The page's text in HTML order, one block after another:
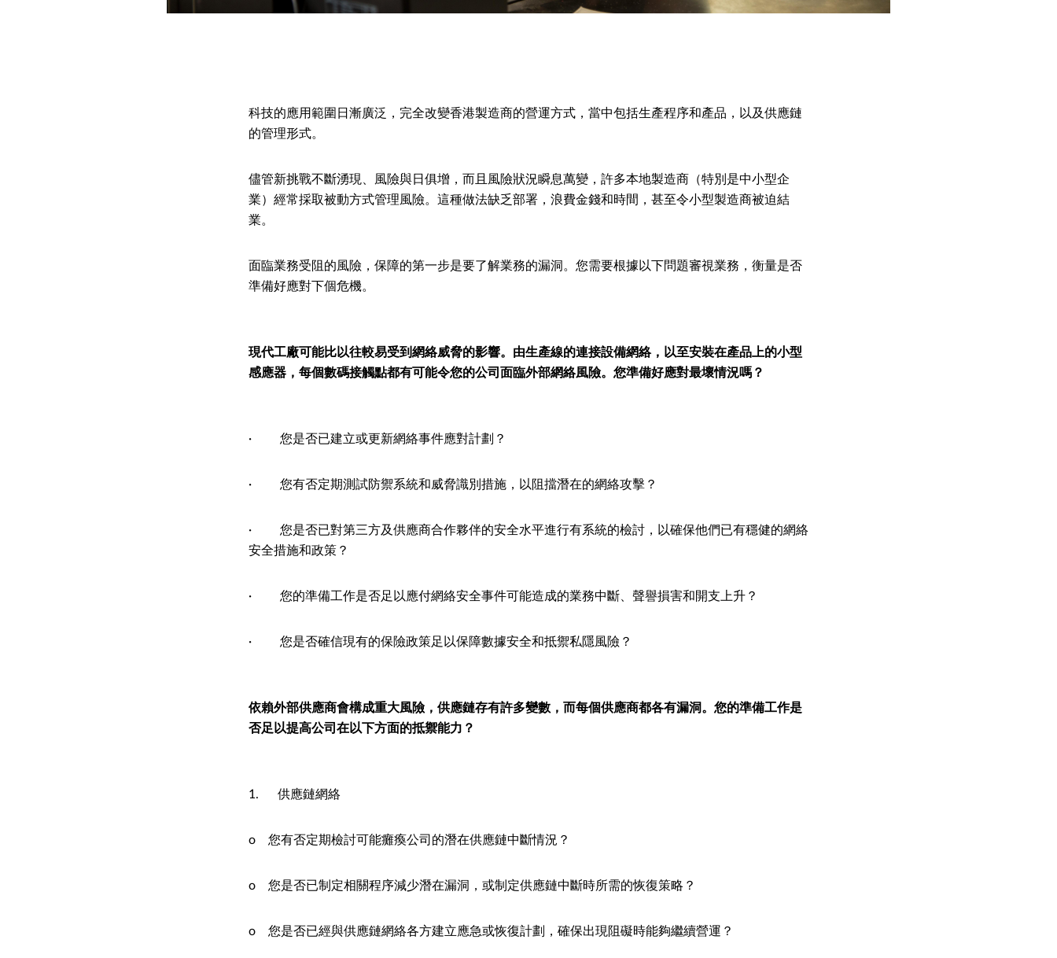
科技的應用範圍日漸廣泛，完全改變香港製造商的營運方式，當中包括生產程序和產品，以及供應鏈
的管理形式。
儘管新挑戰不斷湧現、風險與日俱增，而且風險狀況瞬息萬變，許多本地製造商（特別是中小型企
業）經常採取被動方式管理風險。這種做法缺乏部署，浪費金錢和時間，甚至令小型製造商被迫結
業。
面臨業務受阻的風險，保障的第一步是要了解業務的漏洞。您需要根據以下問題審視業務，衡量是否
準備好應對下個危機。
現代工廠可能比以往較易受到網絡威脅的影響。由生產線的連接設備網絡，以至安裝在產品上的小型
感應器，每個數碼接觸點都有可能令您的公司面臨外部網絡風險。您準備好應對最壞情況嗎？
· 您是否已建立或更新網絡事件應對計劃？
· 您有否定期測試防禦系統和威脅識別措施，以阻擋潛在的網絡攻擊？
· 您是否已對第三方及供應商合作夥伴的安全水平進行有系統的檢討，以確保他們已有穩健的網絡
安全措施和政策？
· 您的準備工作是否足以應付網絡安全事件可能造成的業務中斷、聲譽損害和開支上升？
· 您是否確信現有的保險政策足以保障數據安全和抵禦私隱風險？
依賴外部供應商會構成重大風險，供應鏈存有許多變數，而每個供應商都各有漏洞。您的準備工作是
否足以提高公司在以下方面的抵禦能力？
1. 供應鏈網絡
o 您有否定期檢討可能癱瘓公司的潛在供應鏈中斷情況？
o 您是否已制定相關程序減少潛在漏洞，或制定供應鏈中斷時所需的恢復策略？
o 您是否已經與供應鏈網絡各方建立應急或恢復計劃，確保出現阻礙時能夠繼續營運？